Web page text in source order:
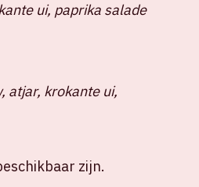
ui, paprika salade
atjar, krokante ui,
zijn.